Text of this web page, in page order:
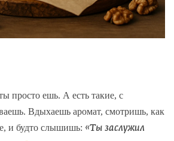
просто ешь. А есть такие, с
Вдыхаешь аромат, смотришь, как
и будто слышишь: «Ты заслужил